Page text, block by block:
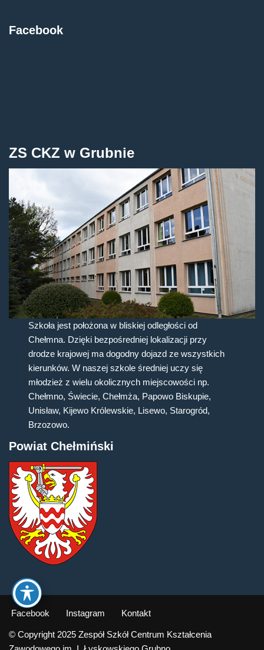
Facebook
ZS CKZ w Grubnie
Szkoła jest położona w bliskiej odległości od
Chełmna. Dzięki bezpośredniej lokalizacji przy
drodze krajowej ma dogodny dojazd ze wszystkich
kierunków. W naszej szkole średniej uczy się
młodzież z wielu okolicznych miejscowości np.
Chełmno, Świecie, Chełmża, Papowo Biskupie,
Unisław, Kijewo Królewskie, Lisewo, Starogród,
Brzozowo.
Powiat Chełmiński
Facebook Instagram Kontakt
© Copyright 2025 Zespół Szkół Centrum Kształcenia